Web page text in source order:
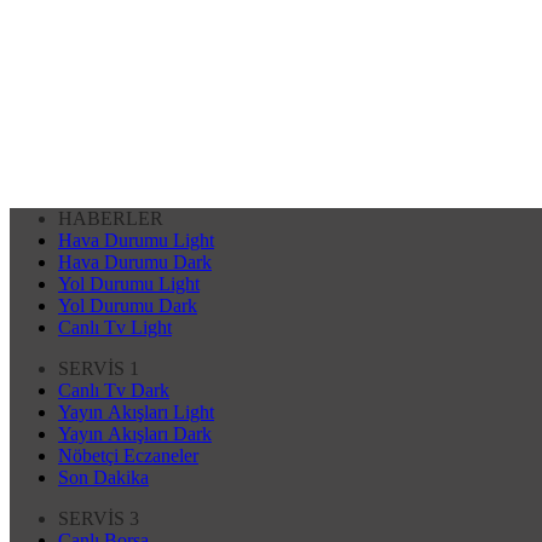
HABERLER
Hava Durumu Light
Hava Durumu Dark
Yol Durumu Light
Yol Durumu Dark
Canlı Tv Light
SERVİS 1
Canlı Tv Dark
Yayın Akışları Light
Yayın Akışları Dark
Nöbetçi Eczaneler
Son Dakika
SERVİS 3